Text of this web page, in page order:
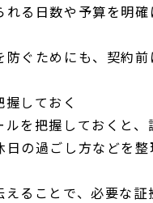
る日数や予算を明
防ぐためにも、契約
しておく
を把握しておくと、
の過ごし方などを
ることで、必要な